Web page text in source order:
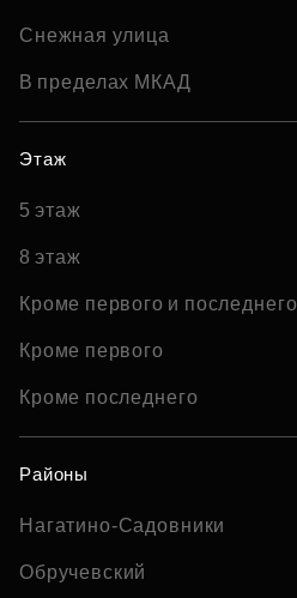
Снежная улица
В пределах МКАД
Этаж
5 этаж
8 этаж
Кроме первого и последнего
Кроме первого
Кроме последнего
Районы
Нагатино-Садовники
Обручевский